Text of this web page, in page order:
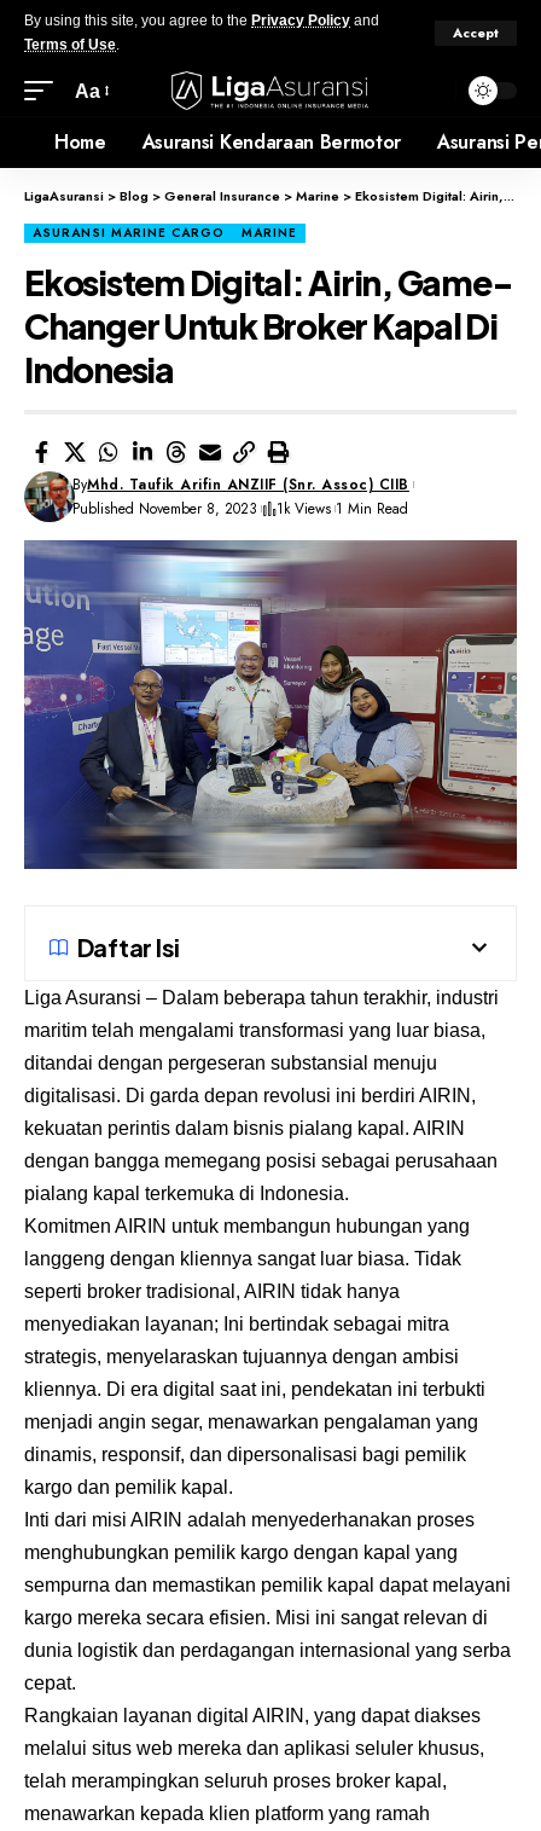
By using this site, you agree to the Privacy Policy and
Terms of Use.
Accept
Aa
Home Asuransi Kendaraan Bermotor Asuransi
LigaAsuransi >Blog >General Insurance >Marine >Ekosistem Digital: Airin, Game-Changer Untuk Broker Kapal Di Indonesia
ASURANSI MARINE CARGO MARINE
Ekosistem Digital: Airin, Game-
Changer Untuk Broker Kapal Di
Indonesia
ByMhd. Taufik Arifin ANZIIF (Snr. Assoc) CIIB
Published November 8, 2023
1k Views 1 Min Read
Daftar Isi
Liga Asuransi – Dalam beberapa tahun terakhir, industri
maritim telah mengalami transformasi yang luar biasa,
ditandai dengan pergeseran substansial menuju
digitalisasi. Di garda depan revolusi ini berdiri AIRIN ,
kekuatan perintis dalam bisnis pialang kapal. AIRIN
dengan bangga memegang posisi sebagai perusahaan
pialang kapal terkemuka di Indonesia.
Komitmen AIRIN untuk membangun hubungan yang
langgeng dengan kliennya sangat luar biasa. Tidak
seperti broker tradisional, AIRIN tidak hanya
menyediakan layanan; Ini bertindak sebagai mitra
strategis, menyelaraskan tujuannya dengan ambisi
kliennya. Di era digital saat ini, pendekatan ini terbukti
menjadi angin segar, menawarkan pengalaman yang
dinamis, responsif, dan dipersonalisasi bagi pemilik
kargo dan pemilik kapal.
Inti dari misi AIRIN adalah menyederhanakan proses
menghubungkan pemilik kargo dengan kapal yang
sempurna dan memastikan pemilik kapal dapat melayani
kargo mereka secara efisien. Misi ini sangat relevan di
dunia logistik dan perdagangan internasional yang serba
cepat.
Rangkaian layanan digital AIRIN, yang dapat diakses
melalui situs web mereka dan aplikasi seluler khusus,
telah merampingkan seluruh proses broker kapal,
menawarkan kepada klien platform yang ramah